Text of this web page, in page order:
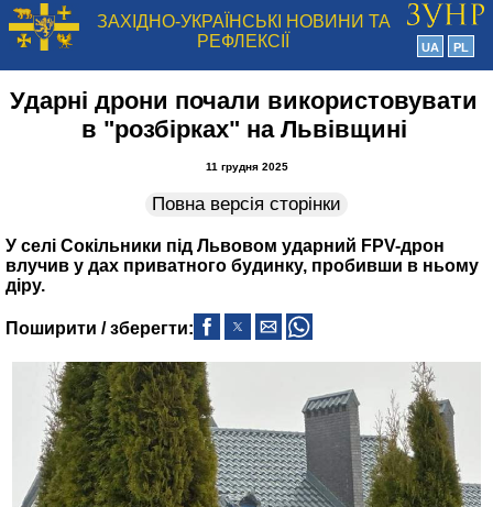
ЗАХІДНО-УКРАЇНСЬКІ НОВИНИ ТА
РЕФЛЕКСІЇ
UA PL
Ударні дрони почали використовувати
в "розбірках" на Львівщині
11 грудня 2025
Повна версія сторінки
У селі Сокільники під Львовом ударний FPV-дрон
влучив у дах приватного будинку, пробивши в ньому
діру.
Поширити / зберегти: